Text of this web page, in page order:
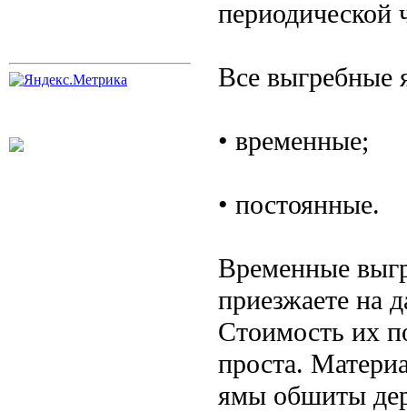
периодической
Все выгребные
• временные;
• постоянные.
Временные
приезжаете на
Стоимость их
проста.
ямы обшиты